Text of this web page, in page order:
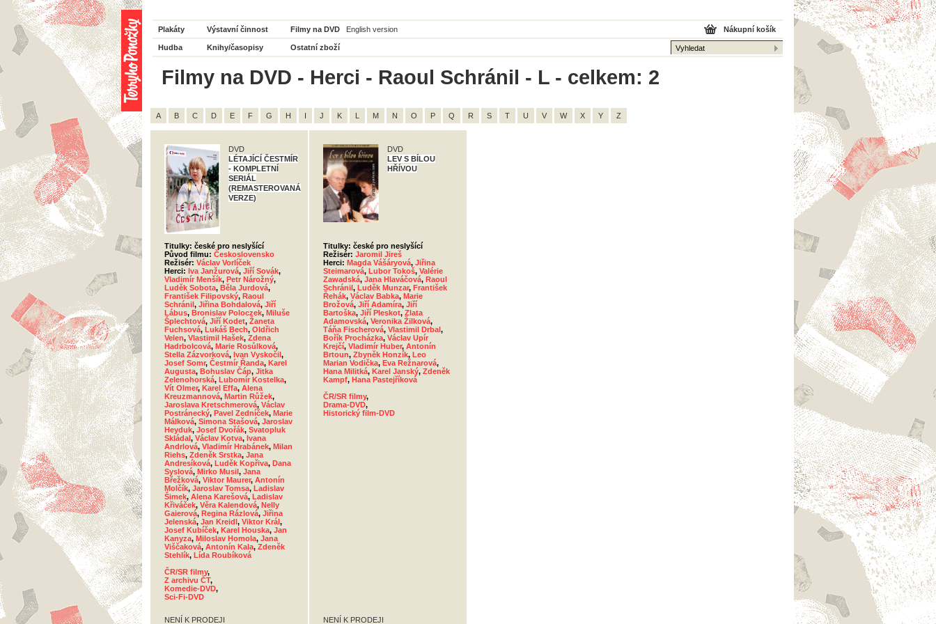
Plakáty Výstavní činnost Filmy na DVD English version
Hudba Knihy/časopisy Ostatní zboží
Nákupní košík
Filmy na DVD - Herci - Raoul Schránil - L - celkem: 2
A B C D E F G H I J K L M N O P Q R S T U V W X Y Z
DVD
LÉTAJÍCÍ ČESTMÍR
- KOMPLETNÍ
SERIÁL
(REMASTEROVANÁ
VERZE)
Titulky: české pro neslyšící
Původ filmu: Československo
Režisér: Václav Vorlíček
Herci: Iva Janžurová, Jiří Sovák,
Vladimír Menšík, Petr Nárožný,
Luděk Sobota, Běla Jurdová,
František Filipovský, Raoul
Schránil, Jiřina Bohdalová, Jiří
Lábus, Bronislav Poloczek, Miluše
Šplechtová, Jiří Kodet, Žaneta
Fuchsová, Lukáš Bech, Oldřich
Velen, Vlastimil Hašek, Zdena
Hadrbolcová, Marie Rosůlková,
Stella Zázvorková, Ivan Vyskočil,
Josef Somr, Čestmír Řanda, Karel
Augusta, Bohuslav Čáp, Jitka
Zelenohorská, Lubomír Kostelka,
Vít Olmer, Karel Effa, Alena
Kreuzmannová, Martin Růžek,
Jaroslava Kretschmerová, Václav
Postránecký, Pavel Zedníček, Marie
Málková, Simona Stašová, Jaroslav
Heyduk, Josef Dvořák, Svatopluk
Skládal, Václav Kotva, Ivana
Andrlová, Vladimír Hrabánek, Milan
Riehs, Zdeněk Srstka, Jana
Andresíková, Luděk Kopřiva, Dana
Syslová, Mirko Musil, Jana
Břežková, Viktor Maurer, Antonín
Molčík, Jaroslav Tomsa, Ladislav
Šimek, Alena Karešová, Ladislav
Křiváček, Věra Kalendová, Nelly
Gaierová, Regina Rázlová, Jiřina
Jelenská, Jan Kreidl, Viktor Král,
Josef Kubíček, Karel Houska, Jan
Kanyza, Miloslav Homola, Jana
Viščaková, Antonín Kala, Zdeněk
Stehlík, Lída Roubíková
ČR/SR filmy,
Z archivu ČT,
Komedie-DVD,
Sci-Fi-DVD
NENÍ K PRODEJI
DVD
LEV S BÍLOU
HŘÍVOU
Titulky: české pro neslyšící
Režisér: Jaromil Jireš
Herci: Magda Vášáryová, Jiřina
Steimarová, Lubor Tokoš, Valérie
Zawadská, Jana Hlaváčová, Raoul
Schránil, Luděk Munzar, František
Řehák, Václav Babka, Marie
Brožová, Jiří Adamíra, Jiří
Bartoška, Jiří Pleskot, Zlata
Adamovská, Veronika Žilková,
Táňa Fischerová, Vlastimil Drbal,
Bořík Procházka, Václav Upír
Krejčí, Vladimír Huber, Antonín
Brtoun, Zbyněk Honzík, Leo
Marian Vodička, Eva Režnarová,
Hana Militká, Karel Janský, Zdeněk
Kampf, Hana Pastejříková
ČR/SR filmy,
Drama-DVD,
Historický film-DVD
NENÍ K PRODEJI